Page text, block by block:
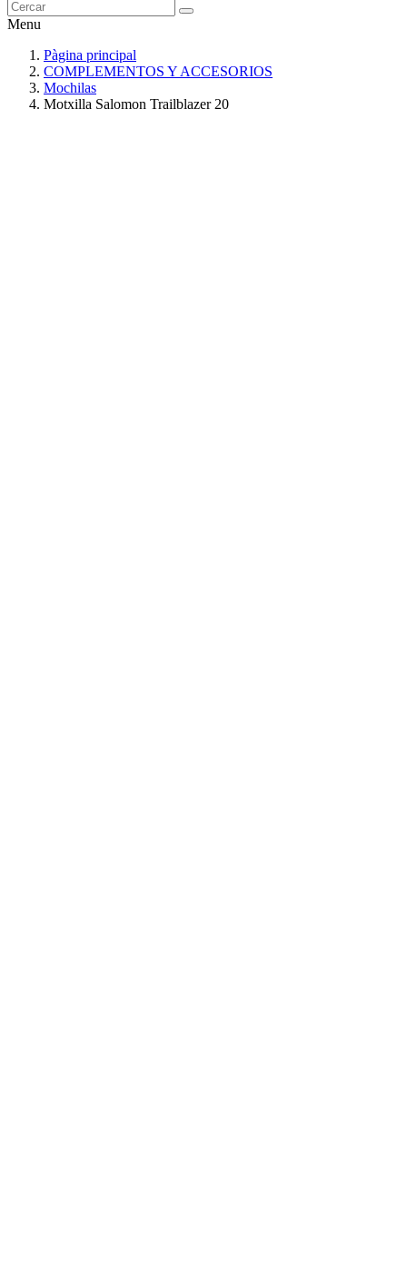
Menu
Pàgina principal
COMPLEMENTOS Y ACCESORIOS
Mochilas
Motxilla Salomon Trailblazer 20